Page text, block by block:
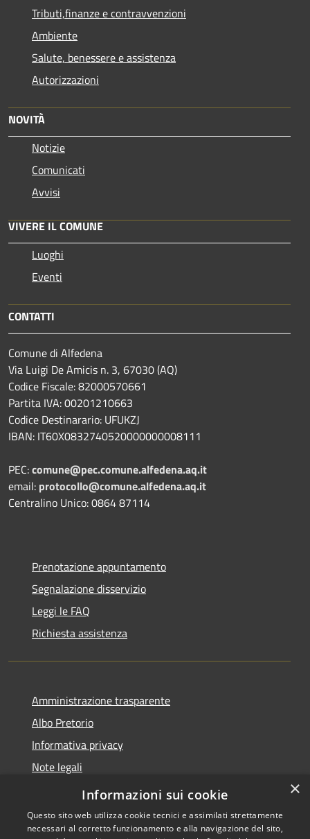
Tributi,finanze e contravvenzioni
Ambiente
Salute, benessere e assistenza
Autorizzazioni
NOVITÀ
Notizie
Comunicati
Avvisi
VIVERE IL COMUNE
Luoghi
Eventi
CONTATTI
Comune di Alfedena
Via Luigi De Amicis n. 3, 67030 (AQ)
Codice Fiscale: 82000570661
Partita IVA: 00201210663
Codice Destinarario: UFUKZJ
IBAN: IT60X0832740520000000008111
PEC:comune@pec.comune.alfedena.aq.it
email: protocollo@comune.alfedena.aq.it
Centralino Unico: 0864 87114
Prenotazione appuntamento
Segnalazione disservizio
Leggi le FAQ
Richiesta assistenza
Amministrazione trasparente
Albo Pretorio
Informativa privacy
Note legali
Dichiarazione di accessibilità
×
Informazioni sui cookie
Questo sito web utilizza cookie tecnici e assimilati strettamente
necessari al corretto funzionamento e alla navigazione del sito,